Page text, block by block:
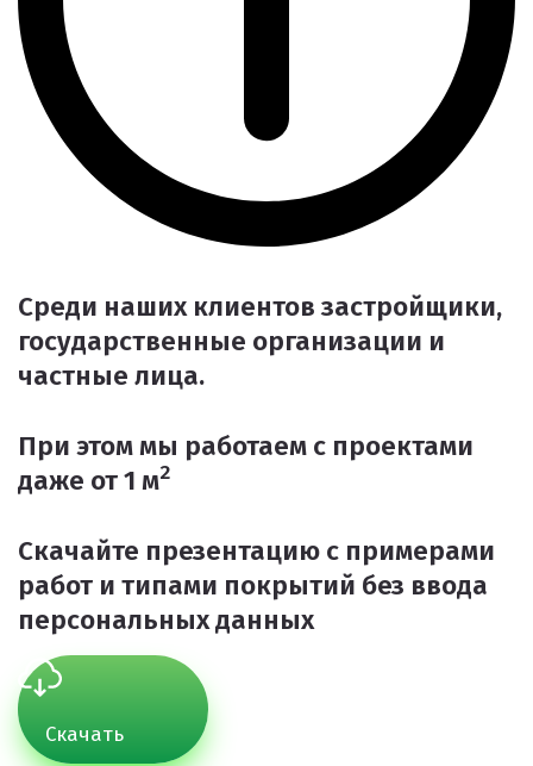
Среди наших клиентов застройщики,
государственные организации и
частные лица.
При этом мы работаем с проектами
даже от 1 м2
Скачайте презентацию с примерами
работ и типами покрытий без ввода
персональных данных
Скачать